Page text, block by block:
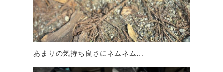
あまりの気持ち良さにネムネム…